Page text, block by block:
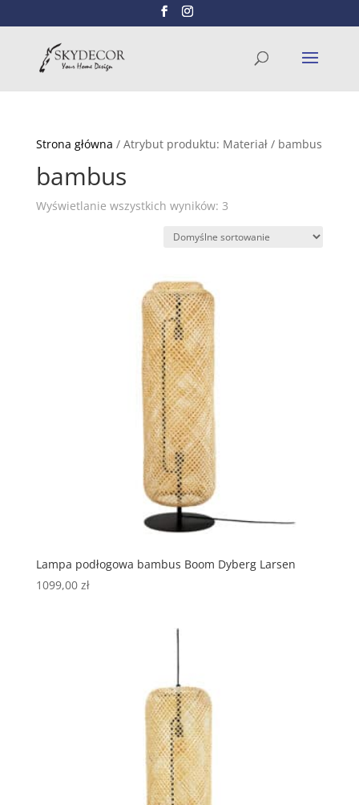
Strona główna / Atrybut produktu: Materiał / bambus
bambus
Wyświetlanie wszystkich wyników: 3
Lampa podłogowa bambus Boom Dyberg Larsen
1099,00 zł